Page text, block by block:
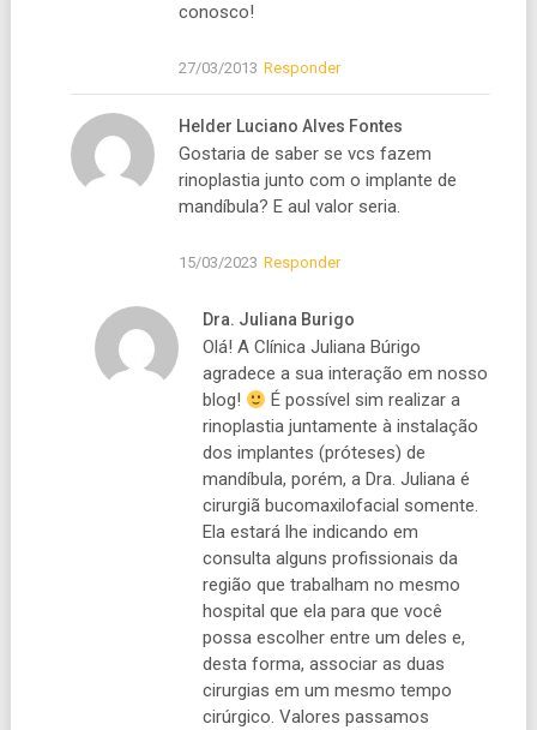
conosco!
27/03/2013 Responder
Helder Luciano Alves Fontes
Gostaria de saber se vcs fazem
rinoplastia junto com o implante de
mandíbula? E aul valor seria.
15/03/2023 Responder
Dra. Juliana Burigo
Olá! A Clínica Juliana Búrigo
agradece a sua interação em nosso
blog!
É possível sim realizar a
rinoplastia juntamente à instalação
dos implantes (próteses) de
mandíbula, porém, a Dra. Juliana é
cirurgiã bucomaxilofacial somente.
Ela estará lhe indicando em
consulta alguns profissionais da
região que trabalham no mesmo
hospital que ela para que você
possa escolher entre um deles e,
desta forma, associar as duas
cirurgias em um mesmo tempo
cirúrgico. Valores passamos